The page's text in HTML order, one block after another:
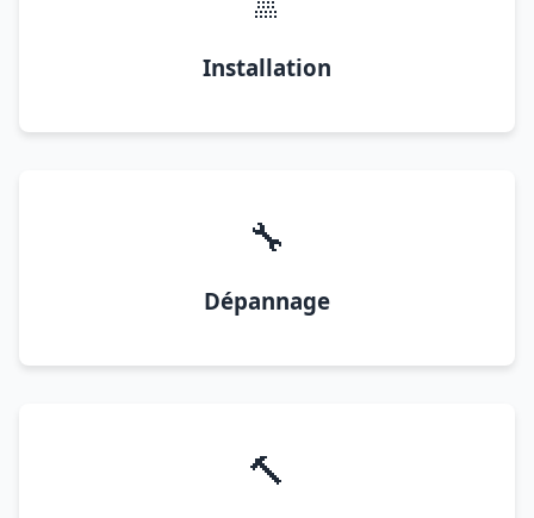
Installation
🔧
Dépannage
🔨